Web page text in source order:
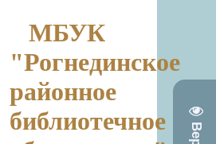
МБУК
"Рогнединское
районное
библиотечное